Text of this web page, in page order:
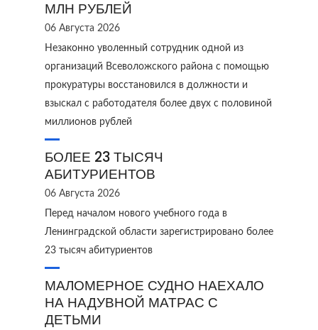
МЛН РУБЛЕЙ
06 Августа 2026
Незаконно уволенный сотрудник одной из
организаций Всеволожского района с помощью
прокуратуры восстановился в должности и
взыскал с работодателя более двух с половиной
миллионов рублей
БОЛЕЕ 23 ТЫСЯЧ
АБИТУРИЕНТОВ
06 Августа 2026
Перед началом нового учебного года в
Ленинградской области зарегистрировано более
23 тысяч абитуриентов
МАЛОМЕРНОЕ СУДНО НАЕХАЛО
НА НАДУВНОЙ МАТРАС С
ДЕТЬМИ